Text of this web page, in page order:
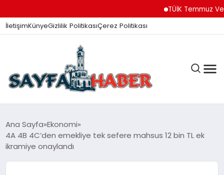
TÜİK Temmuz Verileri
İletişimKünyeGizlilik PolitikasıÇerez Politikası
ANA SAYFA
GÜNDEM
Ana Sayfa Ekonomi
4A 4B 4C’den emekliye tek sefere mahsus 12 bin TL ek
ikramiye onaylandı